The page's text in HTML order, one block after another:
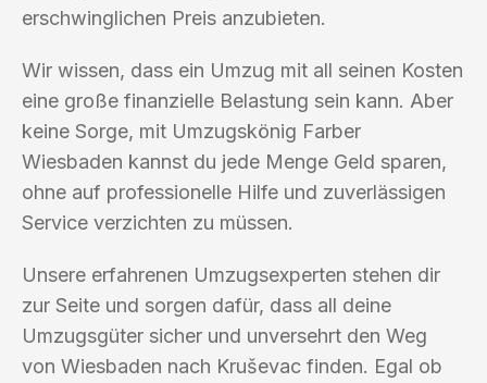
erschwinglichen Preis anzubieten.
Wir wissen, dass ein Umzug mit all seinen Kosten
eine große finanzielle Belastung sein kann. Aber
keine Sorge, mit Umzugskönig Farber
Wiesbaden kannst du jede Menge Geld sparen,
ohne auf professionelle Hilfe und zuverlässigen
Service verzichten zu müssen.
Unsere erfahrenen Umzugsexperten stehen dir
zur Seite und sorgen dafür, dass all deine
Umzugsgüter sicher und unversehrt den Weg
von Wiesbaden nach Kruševac finden. Egal ob